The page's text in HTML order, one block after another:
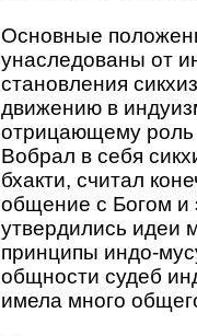
Основные
унаследованы от
становления
движению в
отрицающему роль
Вобрал в себя
бхакти, считал
общение с Богом и
утвердились идеи
принципы индо-
общности судеб
имела много